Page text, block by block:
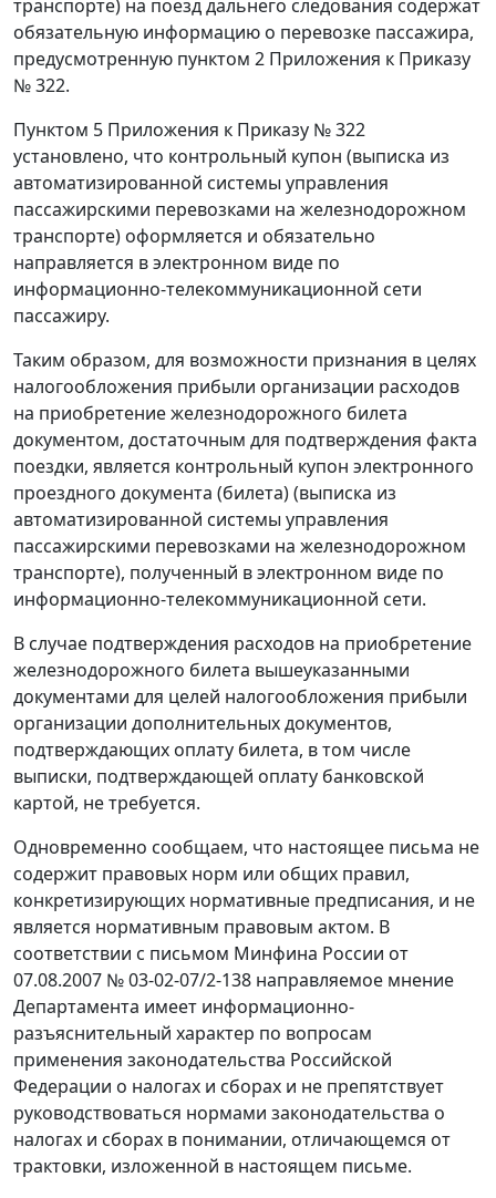
транспорте) на поезд дальнего следования содержат
обязательную информацию о перевозке пассажира,
предусмотренную пунктом 2 Приложения к Приказу
№ 322.
Пунктом 5 Приложения к Приказу № 322
установлено, что контрольный купон (выписка из
автоматизированной системы управления
пассажирскими перевозками на железнодорожном
транспорте) оформляется и обязательно
направляется в электронном виде по
информационно-телекоммуникационной сети
пассажиру.
Таким образом, для возможности признания в целях
налогообложения прибыли организации расходов
на приобретение железнодорожного билета
документом, достаточным для подтверждения факта
поездки, является контрольный купон электронного
проездного документа (билета) (выписка из
автоматизированной системы управления
пассажирскими перевозками на железнодорожном
транспорте), полученный в электронном виде по
информационно-телекоммуникационной сети.
В случае подтверждения расходов на приобретение
железнодорожного билета вышеуказанными
документами для целей налогообложения прибыли
организации дополнительных документов,
подтверждающих оплату билета, в том числе
выписки, подтверждающей оплату банковской
картой, не требуется.
Одновременно сообщаем, что настоящее письма не
содержит правовых норм или общих правил,
конкретизирующих нормативные предписания, и не
является нормативным правовым актом. В
соответствии с письмом Минфина России от
07.08.2007 № 03-02-07/2-138 направляемое мнение
Департамента имеет информационно-
разъяснительный характер по вопросам
применения законодательства Российской
Федерации о налогах и сборах и не препятствует
руководствоваться нормами законодательства о
налогах и сборах в понимании, отличающемся от
трактовки, изложенной в настоящем письме.